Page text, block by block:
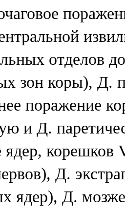
отделов
зон коры), Д.
поражение
и Д.
ядер,
Д.
ядер), Д.